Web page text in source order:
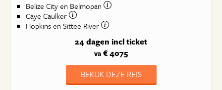
Belize City en Belmopan
Caye Caulker
Hopkins en Sittee River
24 dagen incl ticket
va € 4075
BEKIJK DEZE REIS